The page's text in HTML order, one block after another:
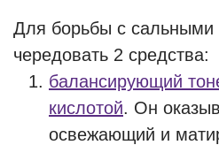
Для борьбы с
чередовать 2 средства:
балансирующий
кислотой. Он
освежающий и